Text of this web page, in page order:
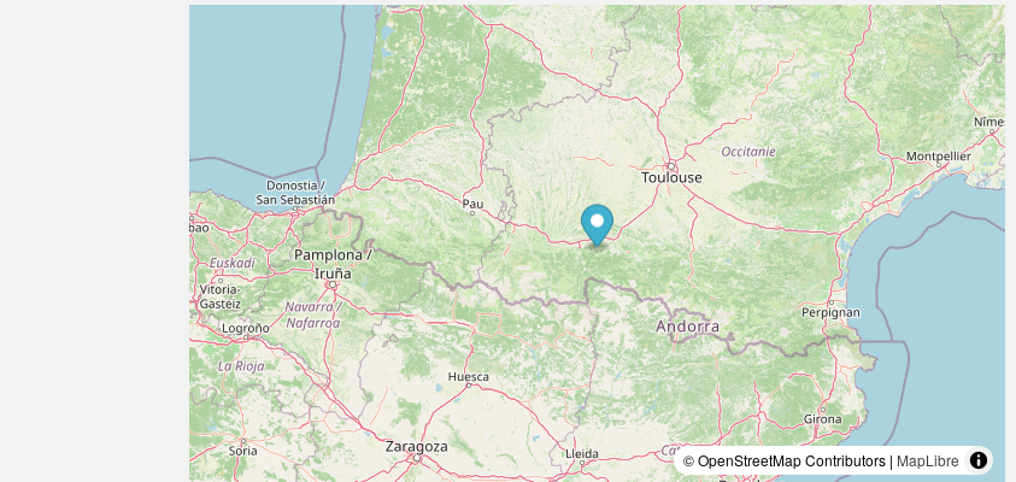
venir se ressourcer.
Notre maison accueillecelles et ceux qui souhaitent prendre du temps pour soi et se reconnecter à
. Ici, vous découvrirez lessaveurs des produits locaux et l’authenticité de l’agriculture
, que nous aimons partager avec nos hôtes. Aujourd’hui, nous vous offrons un lieu à
l'image d'une maison de famille, mêlant nature, sérénité et partage.
Bienvenue à la Ferme des Hautins, un espace pour f aire une pause, se retrouver, découvrir le goût du
terroir!
Leur engagement dans une démarche équitable et solidaire
La Ferme des Hautins est engagée dans une démarche de tourisme durable, enrespectant
l'environnement et en valorisant les produits locaux. Jean François et Béatrice travaillent en
partenariat avec d'autres acteurs locaux, producteurs et artisans, afin depromouvoir un tourisme
responsable et solidaire.
Découvrez leursproduits et les savoir-faire locaux Commingeois: pâtes de la ferme de la
Ferme O
Pâtes, fromage des Pyrénées, yaourts fermiers, miel local, élevage bovins et ovins, haricots Tarbais, oeufs,
bières locales, lelait de la Brique Rose et bien d’autres.A découvrir d’ici peu dans notre boutique de
produits locaux.
© OpenStreetMap Contributors | MapLibre